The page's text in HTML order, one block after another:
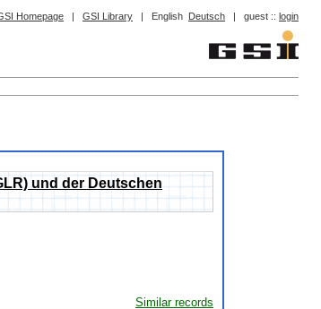
Homepage | GSI Library | English Deutsch | guest :: login
und der Deutschen
Similar records